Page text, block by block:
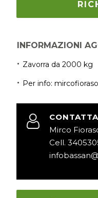
INFORMAZIONI
Zavorra da 2000 kg
Per info:
Mirco
Cell.